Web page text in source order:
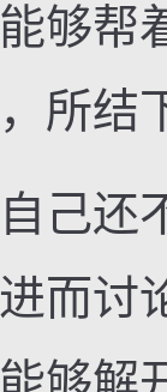
够帮
所结
还
而讨